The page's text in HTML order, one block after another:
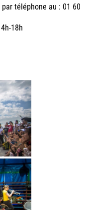
téléphone au : 01 60
18h